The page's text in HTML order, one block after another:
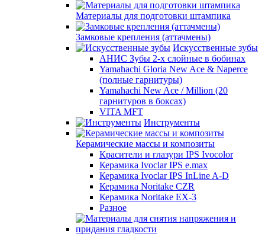
Материалы для подготовки штампика
Замковые крепления (аттачмены)
Искусственные зубы
АНИС Зубы 2-х слойные в бобинах
Yamahachi Gloria New Ace & Naperce
(полные гарнитуры)
Yamahachi New Ace / Million (20
гарнитуров в боксах)
VITA MFT
Инструменты
Керамические массы и композиты
Красители и глазури IPS Ivocolor
Керамика Ivoclar IPS e.max
Керамика Ivoclar IPS InLine A-D
Керамика Noritake CZR
Керамика Noritake EX-3
Разное